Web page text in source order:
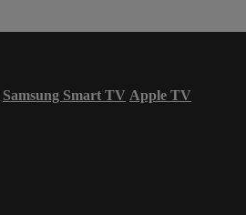
Samsung Smart TV Apple TV